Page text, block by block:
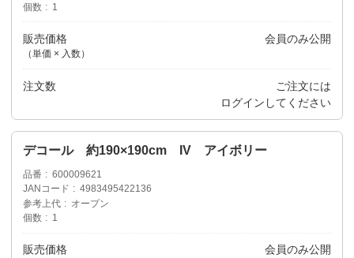
個数
1
販売価格
（単価 × 入数）
会員のみ公開
注文数
ご注文には
ログイン してください
デコール 約190×190cm IV アイボリー
品番
600009621
JANコード
4983495422136
参考上代
オープン
個数
1
販売価格 会員のみ公開